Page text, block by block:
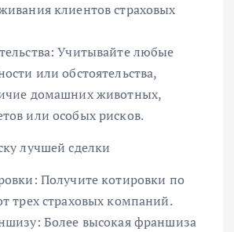
клиентов страховых
Учитывайте любые
или обстоятельства,
домашних животных,
или особых рисков.
лучшей сделки
Получите котировки по
трех страховых компаний.
Более высокая франшиза